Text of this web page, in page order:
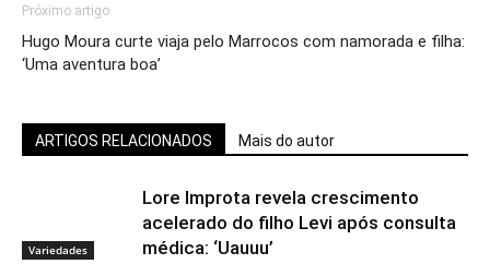
Próximo artigo
Hugo Moura curte viaja pelo Marrocos com namorada e filha:
‘Uma aventura boa’
ARTIGOS RELACIONADOS Mais do autor
Variedades
Lore Improta revela crescimento
acelerado do filho Levi após consulta
médica: ‘Uauuu’